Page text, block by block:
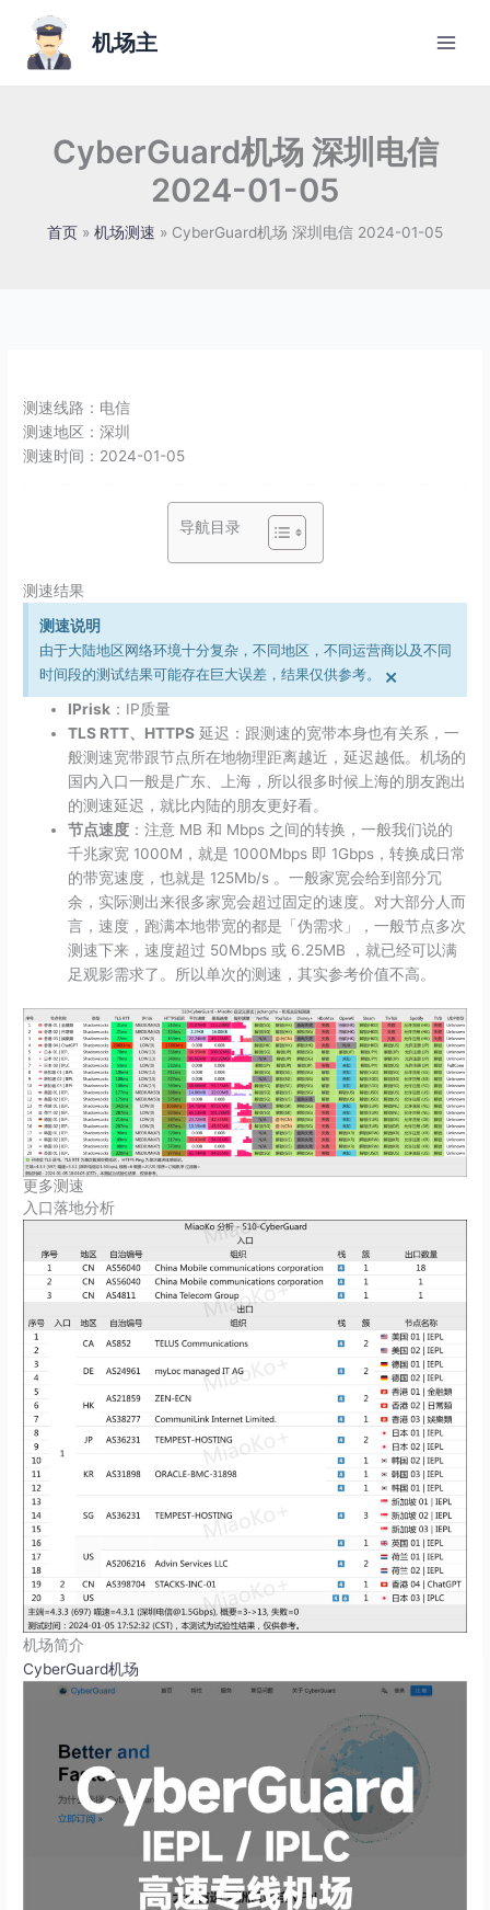
机场主
CyberGuard机场 深圳电信
2024-01-05
首页 机场测速 CyberGuard机场 深圳电信 2024-01-05
测速线路： 电信
测速地区：深圳
测速时间： 2024-01-05
导航目录
测速结果
测速说明
由于大陆地区网络环境十分复杂，不同地区，不同运营商以及不同
时间段的测试结果可能存在巨大误差，结果仅供参考。
×
IPrisk ：IP质量
TLS RTT、HTTPS 延迟：跟测速的宽带本身也有关系，一
般测速宽带跟节点所在地物理距离越近，延迟越低。机场的
国内入口一般是广东、上海，所以很多时候上海的朋友跑出
的测速延迟，就比内陆的朋友更好看。
节点速度 ：注意 MB 和 Mbps 之间的转换，一般我们说的
千兆家宽 1000M，就是 1000Mbps 即 1Gbps，转换成日常
的带宽速度，也就是 125Mb/​s 。一般家宽会给到部分冗
余，实际测出来很多家宽会超过固定的速度。对大部分人而
言，速度，跑满本地带宽的都是「伪需求」，一般节点多次
测速下来，速度超过 50Mbps 或 6.25MB ，就已经可以满
足观影需求了。所以单次的测速，其实参考价值不高。
更多测速
入口落地分析
机场简介
CyberGuard机场